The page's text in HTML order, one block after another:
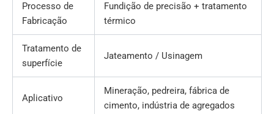
Processo de
Fabricação
Fundição de precisão + tratamento
térmico
Tratamento de
superfície
Jateamento / Usinagem
Aplicativo
Mineração, pedreira, fábrica de
cimento, indústria de agregados